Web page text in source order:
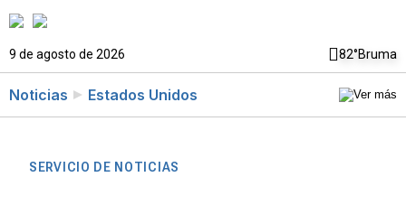
9 de agosto de 2026 82°Bruma
Noticias Estados Unidos
SERVICIO DE NOTICIAS